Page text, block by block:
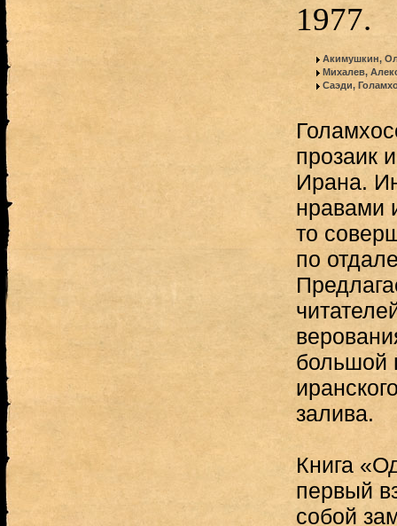
1977.
Акимушкин,
Михалев,
Саэди,
прозаик
Ирана.
нравами
то
по
большой
залива.
Книга
первый
собой